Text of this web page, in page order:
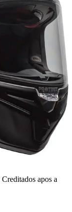
Creditados apos a